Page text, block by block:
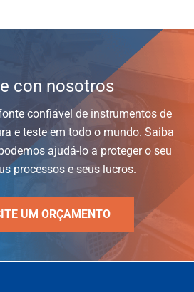
con nosotros
confiável de instrumentos de
e teste em todo o mundo. Saiba
ajudá-lo a proteger o seu
processos e seus lucros.
UM ORÇAMENTO